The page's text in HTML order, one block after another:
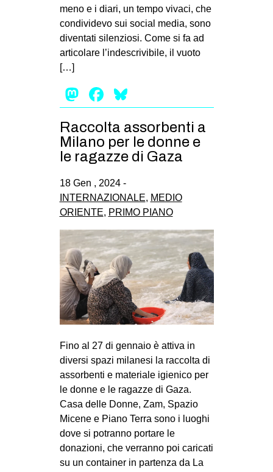
meno e i diari, un tempo vivaci, che
condividevo sui social media, sono
diventati silenziosi. Come si fa ad
articolare l’indescrivibile, il vuoto
[…]
Mastodon
Facebook
Raccolta assorbenti a
Milano per le donne e
le ragazze di Gaza
18 Gen , 2024 -
INTERNAZIONALE, MEDIO
ORIENTE, PRIMO PIANO
Fino al 27 di gennaio è attiva in
diversi spazi milanesi la raccolta di
assorbenti e materiale igienico per
le donne e le ragazze di Gaza.
Casa delle Donne, Zam, Spazio
Micene e Piano Terra sono i luoghi
dove si potranno portare le
donazioni, che verranno poi caricati
su un container in partenza da La